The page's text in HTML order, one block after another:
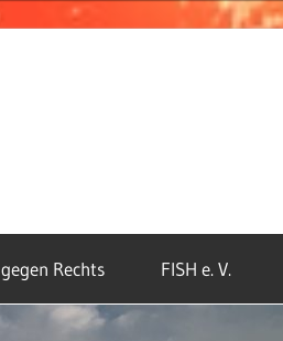
Rechts FISH e. V.